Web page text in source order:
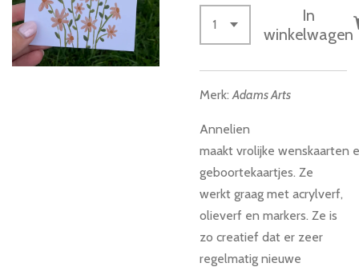
In
winkelwagen
Merk:Adams Arts
Annelien
maakt vrolijke wenskaarten
geboortekaartjes. Ze
werkt graag met acrylverf,
olieverf en markers. Ze is
zo creatief dat er zeer
regelmatig nieuwe